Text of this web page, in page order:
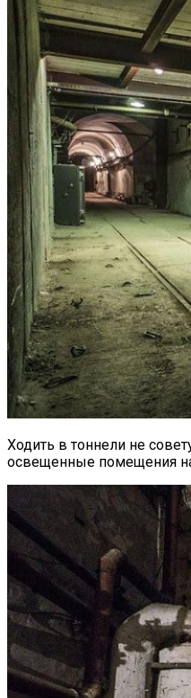
Ходить в тоннели не
освещенные помещения